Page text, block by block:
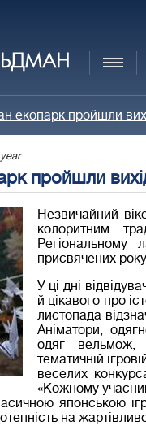
екопарк пройшли
пройшли
Незвичайний
колоритним
Регіональному
присвячених року
У ці дні
й цікавого про
листопада
Аніматори,
одяг вельмож,
тематичній
веселих
«Кожному
японською
на